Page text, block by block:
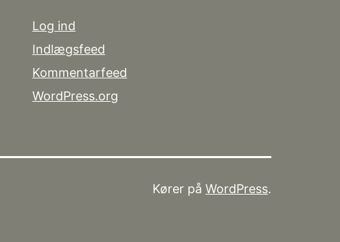
Log ind
Indlægsfeed
Kommentarfeed
WordPress.org
Kører på WordPress.